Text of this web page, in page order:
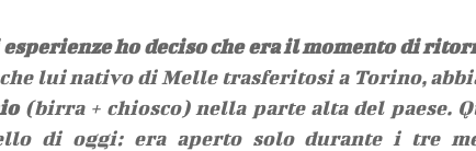
ho deciso che era il momento di
lui nativo di Melle trasferitosi a Torino,
(birra + chiosco) nella parte alta del paese.
di oggi: era aperto solo durante i tre